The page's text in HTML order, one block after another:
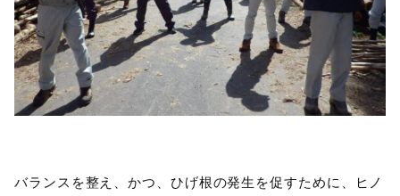
バランスを整え、かつ、ひげ根の発生を促すために、ヒノ